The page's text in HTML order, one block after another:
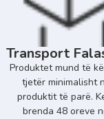
Transport
Produktet mund të
tjetër minimalisht
produktit të parë.
brenda 48 oreve